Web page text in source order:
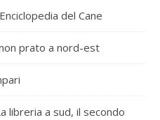
del Cane
prato a nord-est
libreria a sud, il secondo